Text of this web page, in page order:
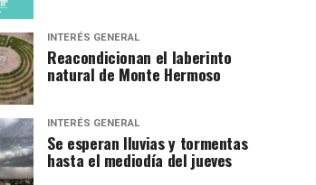
INTERÉS GENERAL
Reacondicionan el laberinto
natural de Monte Hermoso
INTERÉS GENERAL
Se esperan lluvias y tormentas
hasta el mediodía del jueves